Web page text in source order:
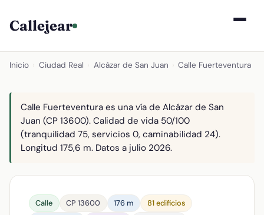
Callejear
Inicio Ciudad Real Alcázar de San Juan Calle Fuerteventura
Calle Fuerteventura es una vía de Alcázar de San
Juan (CP 13600). Calidad de vida 50/100
(tranquilidad 75, servicios 0, caminabilidad 24).
Longitud 175,6 m. Datos a julio 2026.
Calle CP 13600 176 m
81 edificios